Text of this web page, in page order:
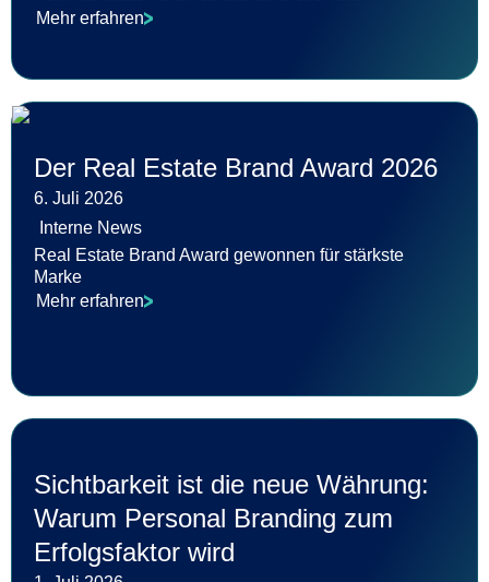
Mehr erfahren
Der Real Estate Brand Award 2026
6. Juli 2026
Interne News
Real Estate Brand Award gewonnen für stärkste
Marke
Mehr erfahren
Sichtbarkeit ist die neue Währung:
Warum Personal Branding zum
Erfolgsfaktor wird